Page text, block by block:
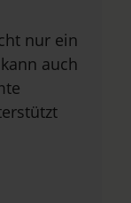
nur ein
auch